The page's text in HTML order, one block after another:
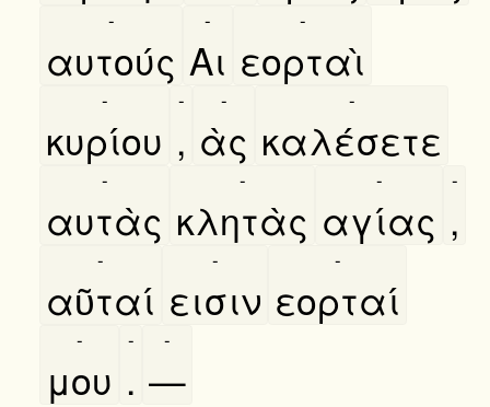
αυτούς
-
Αι
-
εορταὶ
-
κυρίου
-
,
-
ὰς
-
καλέσετε
-
αυτὰς
-
κλητὰς
-
αγίας
-
,
-
αῦταί
-
εισιν
-
εορταί
-
μου
-
.
-
—
-